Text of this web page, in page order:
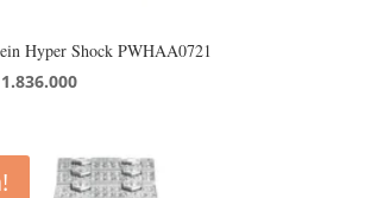
Hyper Shock PWHAA0721
El
es:
$ 1.836.000.